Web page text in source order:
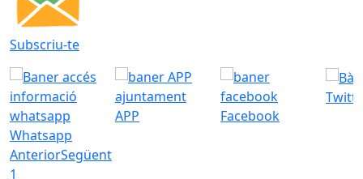
Subscriu-te
Whatsapp
APP Facebook
AnteriorSegüent
1